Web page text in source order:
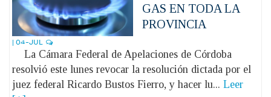
GAS EN TODA LA
PROVINCIA
| 04-JUL
La Cámara Federal de Apelaciones de Córdoba
resolvió este lunes revocar la resolución dictada por el
juez federal Ricardo Bustos Fierro, y hacer lu... Leer